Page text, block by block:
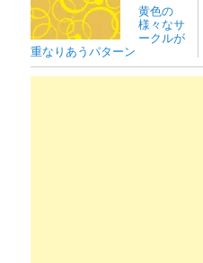
黄色の
様々なサ
ークルが
重なりあうパターン